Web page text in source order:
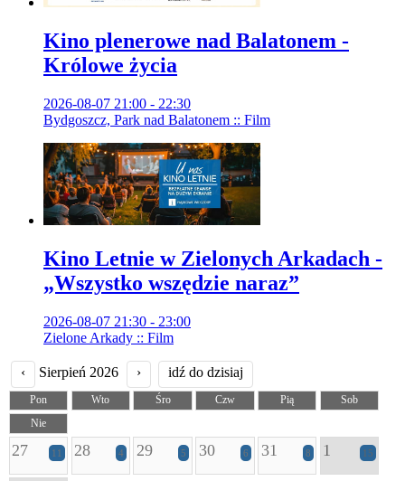
Kino plenerowe nad Balatonem -
Królowe życia
2026-08-07 21:00 - 22:30
Bydgoszcz, Park nad Balatonem :: Film
Kino Letnie w Zielonych Arkadach -
„Wszystko wszędzie naraz”
2026-08-07 21:30 - 23:00
Zielone Arkady :: Film
‹ Sierpień 2026 › idź do dzisiaj
Pon Wto Śro Czw Pią
Sob
Nie
27 11 28 4 29 5 30 6 31 8 1 15